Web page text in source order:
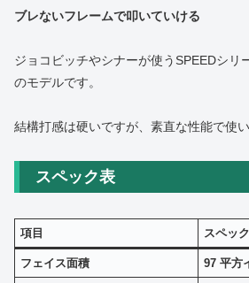
ブレないフレームで叩いていける
ジョコビッチやシナーが使うSPEEDシリ
のモデルです。
結構打感は硬いですが、素直な性能で使い
スペック表
項目 スペック
フェイス面積 97 平方